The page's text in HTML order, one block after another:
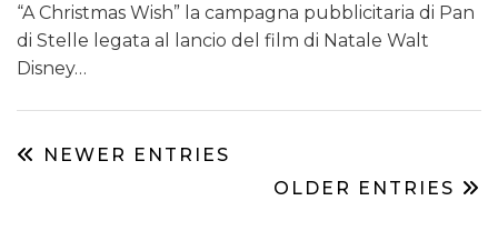
“A Christmas Wish” la campagna pubblicitaria di Pan
di Stelle legata al lancio del film di Natale Walt
Disney…
NEWER ENTRIES
OLDER ENTRIES